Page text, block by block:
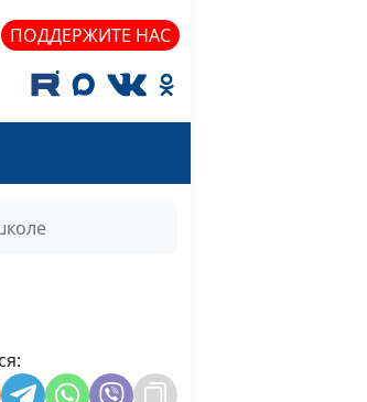
ПОДДЕРЖИТЕ НАС
психолог
Синицына,
Андрусяк,
психолог
Андрусяк,
Синицына,
Андрусяк,